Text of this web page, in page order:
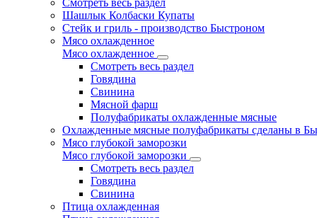
Смотреть весь раздел
Шашлык Колбаски Купаты
Стейк и гриль - производство Быстроном
Мясо охлажденное
Мясо охлажденное
Смотреть весь раздел
Говядина
Свинина
Мясной фарш
Полуфабрикаты охлажденные мясные
Охлажденные мясные полуфабрикаты сделаны в
Мясо глубокой заморозки
Мясо глубокой заморозки
Смотреть весь раздел
Говядина
Свинина
Птица охлажденная